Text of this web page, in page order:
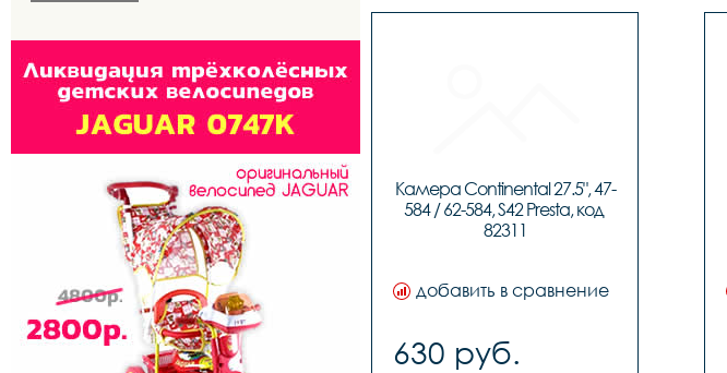
Камера Continental 27.5", 47-
584 / 62-584, S42 Presta, код
82311
добавить в сравнение
630 руб.